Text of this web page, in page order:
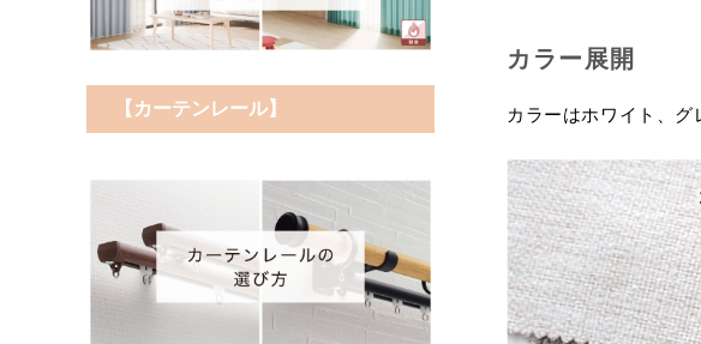
カラー展開
カラーはホワイト、グ
【カーテンレール】